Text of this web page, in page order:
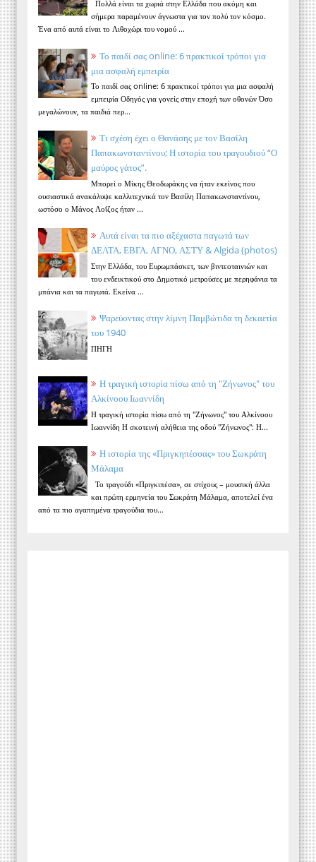
Πολλά είναι τα χωριά στην Ελλάδα που ακόμη και
σήμερα παραμένουν άγνωστα για τον πολύ τον κόσμο.
Ένα από αυτά είναι το Λιθοχώρι του νομού ...
Το παιδί σας online: 6 πρακτικοί τρόποι για
μια ασφαλή εμπειρία
Το παιδί σας online: 6 πρακτικοί τρόποι για μια ασφαλή
εμπειρία Οδηγός για γονείς στην εποχή των οθονών Όσο
μεγαλώνουν, τα παιδιά περ...
Τι σχέση έχει ο Θανάσης με τον Βασίλη
Παπακωνσταντίνου; Η ιστορία του τραγουδιού “Ο
μαύρος γάτος”.
Μπορεί ο Μίκης Θεοδωράκης να ήταν εκείνος που
ουσιαστικά ανακάλυψε καλλιτεχνικά τον Βασίλη Παπακωνσταντίνου,
ωστόσο ο Μάνος Λοΐζος ήταν ...
Αυτά είναι τα πιο αξέχαστα παγωτά των
ΔΕΛΤΑ, ΕΒΓΑ, ΑΓΝΟ, ΑΣΤΥ & Algida (photos)
Στην Ελλάδα, του Ευρωμπάσκετ, των βιντεοταινιών και
του ενδεικτικού στο Δημοτικό μετρούσες με περηφάνια τα
μπάνια και τα παγωτά. Εκείνα ...
Ψαρεύοντας στην λίμνη Παμβώτιδα τη δεκαετία
του 1940
ΠΗΓΗ
Η τραγική ιστορία πίσω από τη "Ζήνωνος" του
Αλκίνοου Ιωαννίδη
Η τραγική ιστορία πίσω από τη "Ζήνωνος" του Αλκίνοου
Ιωαννίδη Η σκοτεινή αλήθεια της οδού "Ζήνωνος": Η...
Η ιστορία της «Πριγκηπέσσας» του Σωκράτη
Μάλαμα
Το τραγούδι «Πριγκιπέσα», σε στίχους – μουσική άλλα
και πρώτη ερμηνεία του Σωκράτη Μάλαμα, αποτελεί ένα
από τα πιο αγαπημένα τραγούδια του...